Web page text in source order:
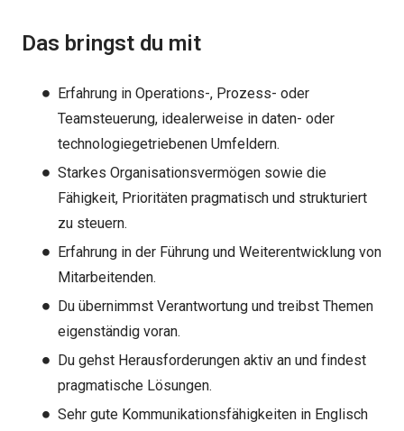
Das bringst du mit
Erfahrung in Operations-, Prozess- oder
Teamsteuerung, idealerweise in daten- oder
technologiegetriebenen Umfeldern.
Starkes Organisationsvermögen sowie die
Fähigkeit, Prioritäten pragmatisch und strukturiert
zu steuern.
Erfahrung in der Führung und Weiterentwicklung von
Mitarbeitenden.
Du übernimmst Verantwortung und treibst Themen
eigenständig voran.
Du gehst Herausforderungen aktiv an und findest
pragmatische Lösungen.
Sehr gute Kommunikationsfähigkeiten in Englisch